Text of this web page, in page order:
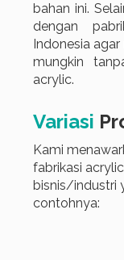
bahan ini.
dengan
Indonesia
mungkin
acrylic.
Variasi
Kami
fabrikasi
bisnis/industri
contohnya: